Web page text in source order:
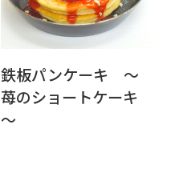
鉄板パンケーキ ～
苺のショートケーキ
～